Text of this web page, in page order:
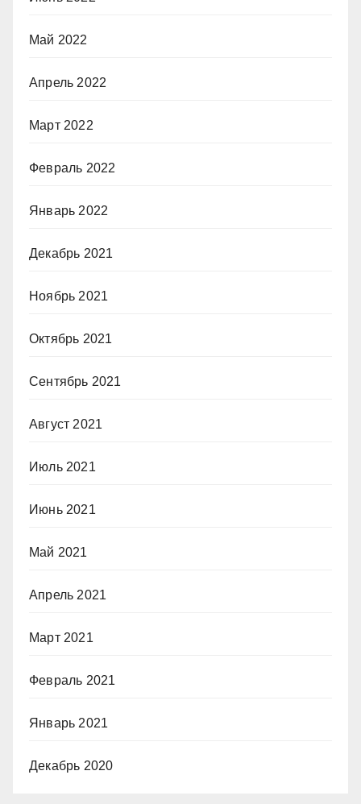
Май 2022
Апрель 2022
Март 2022
Февраль 2022
Январь 2022
Декабрь 2021
Ноябрь 2021
Октябрь 2021
Сентябрь 2021
Август 2021
Июль 2021
Июнь 2021
Май 2021
Апрель 2021
Март 2021
Февраль 2021
Январь 2021
Декабрь 2020